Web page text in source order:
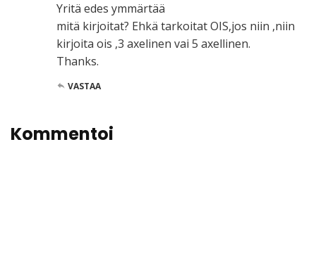
Yritä edes ymmärtää
mitä kirjoitat? Ehkä tarkoitat OIS,jos niin ,niin
kirjoita ois ,3 axelinen vai 5 axellinen.
Thanks.
VASTAA
Kommentoi